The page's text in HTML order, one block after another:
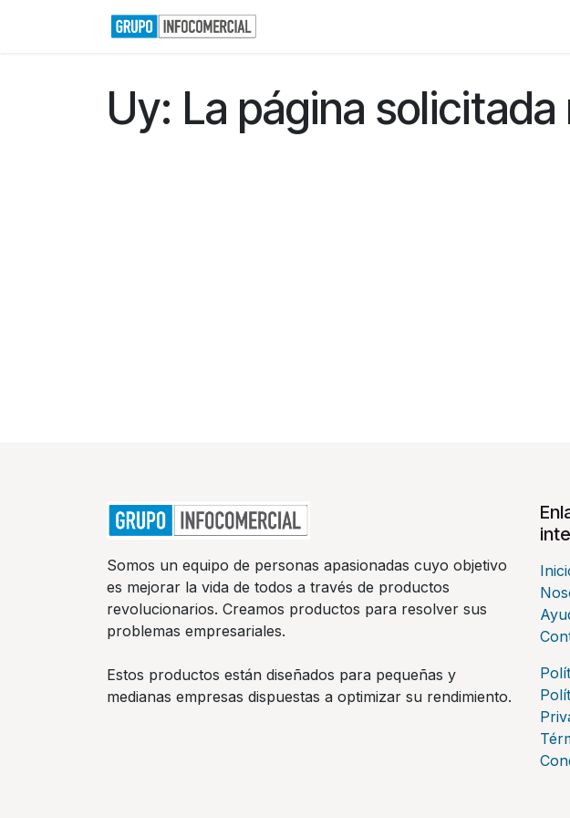
Uy: La página
Somos un equipo de personas apasionadas cuyo objetivo
es mejorar la vida de todos a través de productos
revolucionarios. Creamos productos para resolver sus
problemas empresariales.
Estos productos están diseñados para pequeñas y
medianas empresas dispuestas a optimizar su rendimiento.